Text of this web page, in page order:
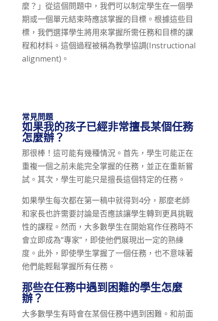
麼？」從這個問題中，我們可以制定學生在一個學
期或一個單元結束時應該掌握的目標。根據這些目
標，我們選擇學生將用來掌握所需任務和目標的課
程和材料。這個過程被稱為教學協調(Instructional
alignment)。
常見問題
如果我的孩子已經非常擅長某個任務
怎麼辦？
那很棒！這可能有幾種情況。首先，學生可能正在
重複一個之前未能完全掌握的任務，並正在重新嘗
試。其次，學生可能只是擅長這個特定的任務。
如果學生每次都在第一稿中就得到4分，那麼老師
和家長也許需要討論是否應該讓學生轉到更具挑戰
性的課程。然而，大多數學生在開始寫作任務時不
會立即成為“專家”，即使他們展現出一定的熟練
度。此外，即使學生掌握了一個任務，也不意味著
他們能輕鬆掌握所有任務。
那些在任務中遇到困難的學生怎麼
辦？
大多數學生有時會在某個任務中遇到困難。和前面